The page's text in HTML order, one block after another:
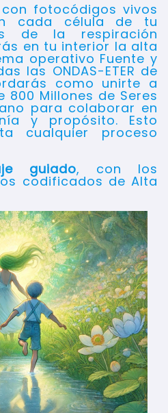
con fotocódigos vivos
cada célula de tu
de la respiración
en tu interior la alta
operativo Fuente y
las ONDAS-ETER de
como unirte a
800 Millones de Seres
para colaborar en
y propósito. Esto
cualquier proceso
guiado, con los
codificados de Alta